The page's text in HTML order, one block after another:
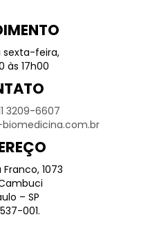
sexta-feira,
às 17h00
3209-6607
1073
– SP
001.